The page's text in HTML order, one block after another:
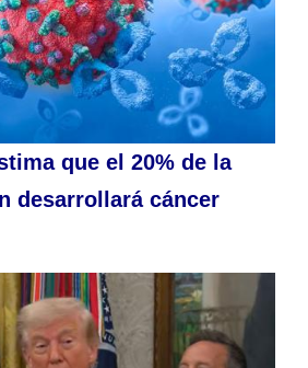
que el 20% de la
desarrollará cáncer